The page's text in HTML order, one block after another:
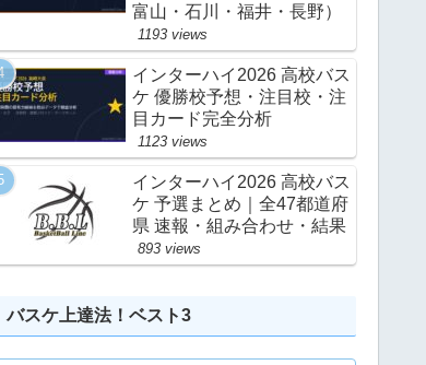
富山・石川・福井・長野）
1193 views
インターハイ2026 高校バス
ケ 優勝校予想・注目校・注
目カード完全分析
1123 views
インターハイ2026 高校バス
ケ 予選まとめ｜全47都道府
県 速報・組み合わせ・結果
893 views
バスケ上達法！ベスト3